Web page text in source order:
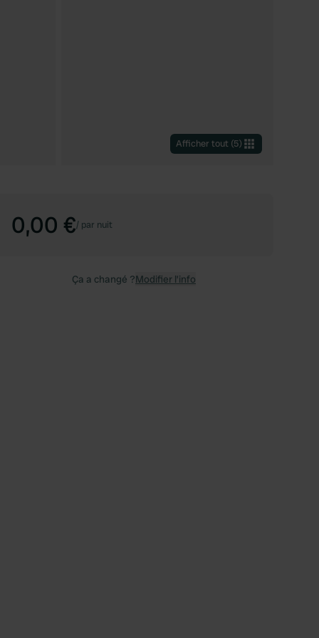
Afficher tout (5)
0,00 €/ par nuit
Ça a changé ?Modifier l’info